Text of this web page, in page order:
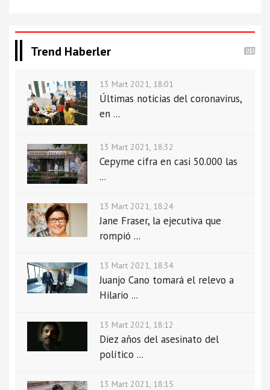
Trend Haberler
13 Mart 2021, 18:01
Últimas noticias del coronavirus,
en ...
13 Mart 2021, 18:32
Cepyme cifra en casi 50.000 las
...
13 Mart 2021, 18:24
Jane Fraser, la ejecutiva que
rompió ...
13 Mart 2021, 18:34
Juanjo Cano tomará el relevo a
Hilario ...
13 Mart 2021, 18:12
Diez años del asesinato del
político ...
13 Mart 2021, 18:15